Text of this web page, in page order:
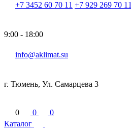
+7 3452 60 70 11 +7 929 269 70 11
9:00 - 18:00
info@aklimat.su
г. Тюмень, Ул. Самарцева 3
0 0
0
Каталог